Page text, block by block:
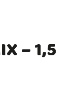
– 1,5